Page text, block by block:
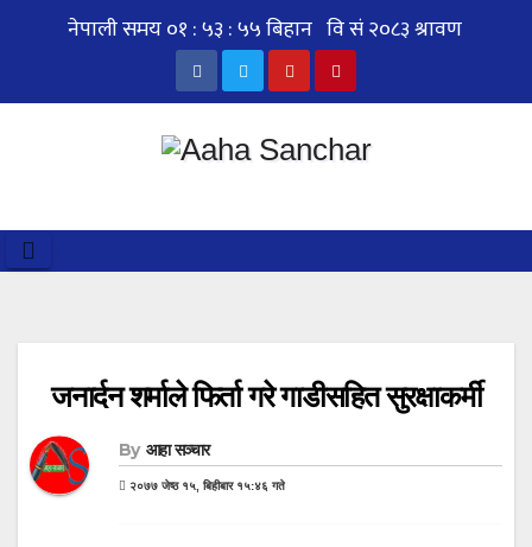
जनार्दन शर्माले फिर्ता गरे गाडीसहित सुरक्षाकर्मी
By आहा सञ्चार
२०७७ जेष्ठ १५, बिहीबार १५:४६ गते